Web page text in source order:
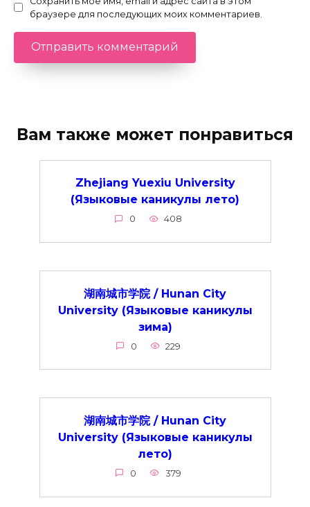
браузере для последующих моих комментариев.
Вам также может понравиться
Zhejiang Yuexiu University
(Языковые каникулы лето)
0 408
湖南城市学院 / Hunan City
University (Языковые каникулы
зима)
0 229
湖南城市学院 / Hunan City
University (Языковые каникулы
лето)
0 379